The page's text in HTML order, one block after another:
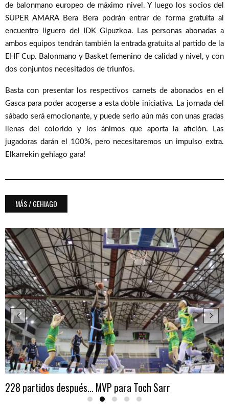
de balonmano europeo de máximo nivel. Y luego los socios del
SUPER AMARA Bera Bera podrán entrar de forma gratuita al
encuentro liguero del IDK Gipuzkoa. Las personas abonadas a
ambos equipos tendrán también la entrada gratuita al partido de la
EHF Cup. Balonmano y Basket femenino de calidad y nivel, y con
dos conjuntos necesitados de triunfos.
Basta con presentar los respectivos carnets de abonados en el
Gasca para poder acogerse a esta doble iniciativa. La jornada del
sábado será emocionante, y puede serlo aún más con unas gradas
llenas del colorido y los ánimos que aporta la afición. Las
jugadoras darán el 100%, pero necesitaremos un impulso extra.
Elkarrekin gehiago gara!
MÁS / GEHIAGO
228 partidos después… MVP para Toch Sarr